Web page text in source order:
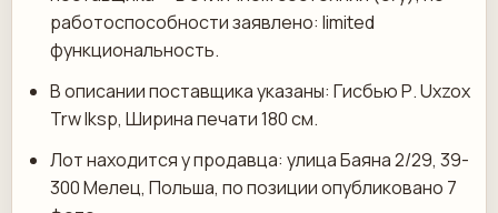
работоспособности заявлено: limited
функциональность.
В описании поставщика указаны: Гисбью Р. Uxzox
Trw Iksp, Ширина печати 180 см.
Лот находится у продавца: улица Баяна 2/29, 39-
300 Мелец, Польша, по позиции опубликовано 7